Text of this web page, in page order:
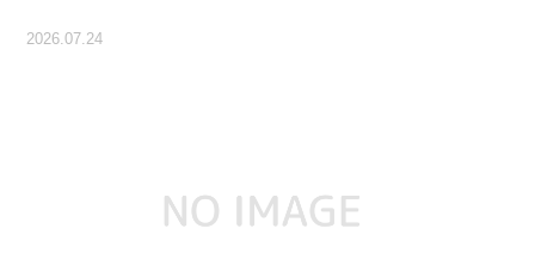
2026.07.24